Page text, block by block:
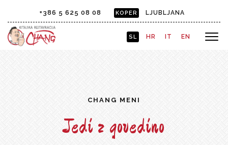
+386 5 625 08 08 KOPER LJUBLJANA
SL HR IT EN
CHANG MENI
Jedi z govedino